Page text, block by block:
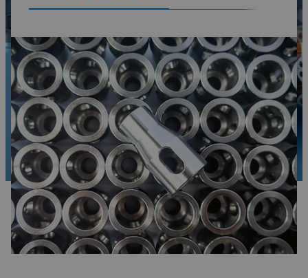
구에 적응해야 합니다.